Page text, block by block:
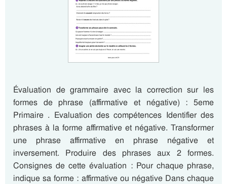
Évaluation de grammaire avec la correction sur les
formes de phrase (affirmative et négative) : 5eme
Primaire . Evaluation des compétences Identifier des
phrases à la forme affirmative et négative. Transformer
une phrase affirmative en phrase négative et
inversement. Produire des phrases aux 2 formes.
Consignes de cette évaluation : Pour chaque phrase,
indique sa forme : affirmative ou négative Dans chaque